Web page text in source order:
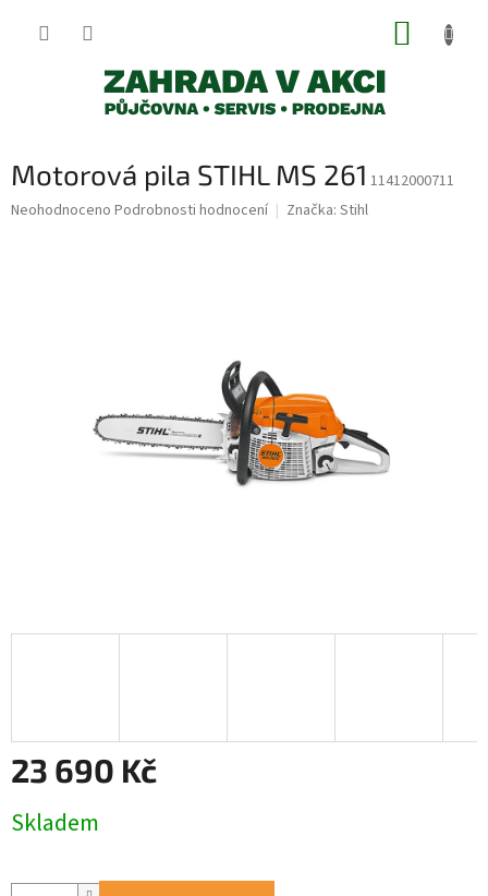
Motorová pila STIHL MS 261 11412000711
Průměrné
Neohodnoceno Podrobnosti hodnocení Značka: Stihl
23 690 Kč
cena:
Skladem